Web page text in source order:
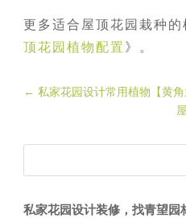
更多适合屋顶花园栽种
顶花园植物配置 》。
←私家花园设计常用植物【黄角
私家花园设计装修，找青望园